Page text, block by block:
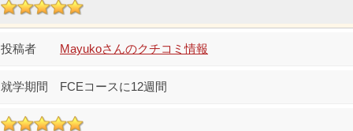
Mayukoさんのクチコミ情報
FCEコースに12週間